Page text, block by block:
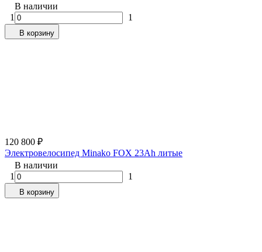
В наличии
1
1
В корзину
120 800 ₽
Электровелосипед Minako FOX 23Ah литые
В наличии
1
1
В корзину